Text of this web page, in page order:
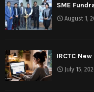
SME
August 1,
IRCTC New
July 15,